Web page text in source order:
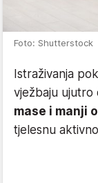
Foto: Shutterstock
Istraživanja
vježbaju ujutro
mase i manji
tjelesnu